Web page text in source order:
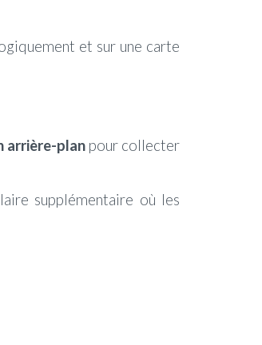
et sur une carte
arrière-planpour collecter
supplémentaire où les